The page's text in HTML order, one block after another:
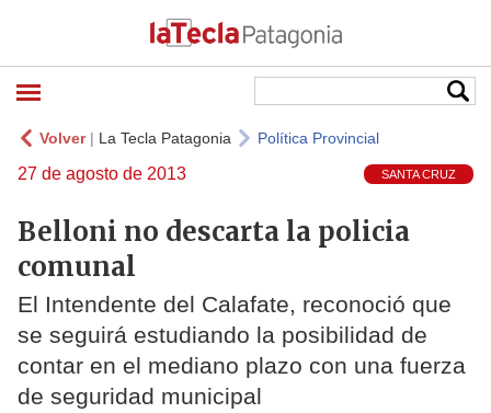
Volver| La Tecla Patagonia Política Provincial
27 de agosto de 2013 SANTA CRUZ
Belloni no descarta la policia
comunal
El Intendente del Calafate, reconoció que
se seguirá estudiando la posibilidad de
contar en el mediano plazo con una fuerza
de seguridad municipal